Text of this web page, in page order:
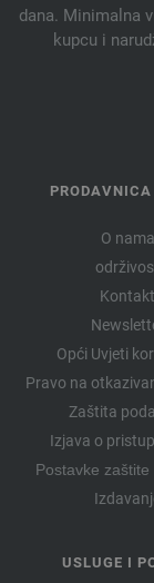
dana. Minimalna
kupcu i
O nama
Kontakt
Opći Uvjeti
Pravo na
Zaštita
Izjava o
Postavke
USLUGE I